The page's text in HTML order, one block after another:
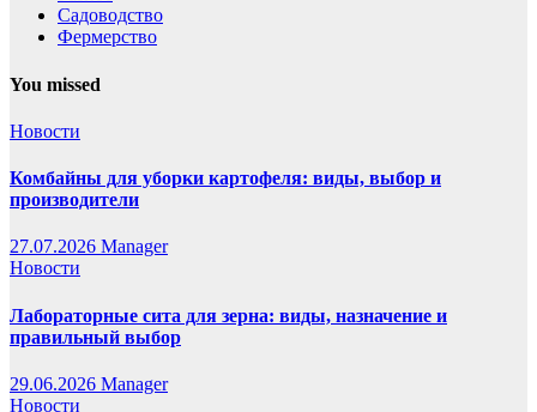
Садоводство
Фермерство
You missed
Новости
Комбайны для уборки картофеля: виды, выбор и
производители
27.07.2026 Manager
Новости
Лабораторные сита для зерна: виды, назначение и
правильный выбор
29.06.2026 Manager
Новости